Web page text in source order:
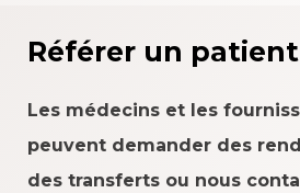
Référer un patient
Les médecins et les
peuvent demander des
des transferts ou nous